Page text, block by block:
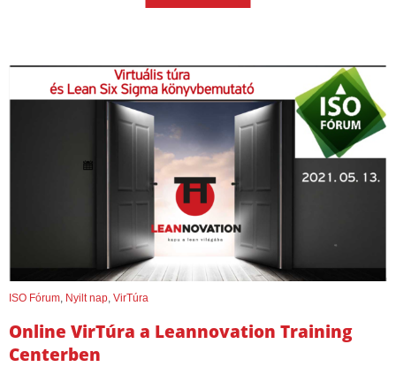
ISO Fórum Nyilt nap VirTúra
Online VirTúra a Leannovation Training
Centerben